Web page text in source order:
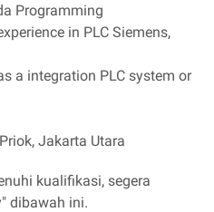
Programming
in PLC Siemens,
a integration PLC system or
Jakarta Utara
kualifikasi, segera
dibawah ini.